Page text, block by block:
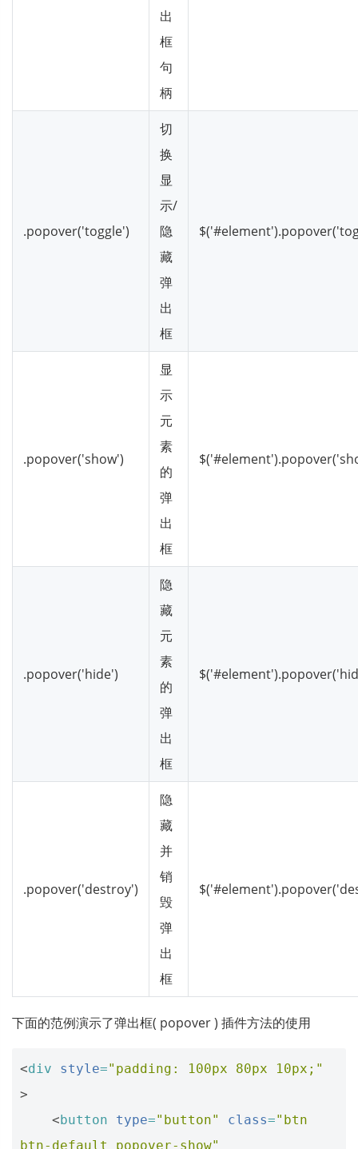
出
框
句
柄
.popover('toggle')
切
换
显
示/
隐
藏
弹
出
框
.popover('show')
显
示
元
素
的
弹
出
框
.popover('hide')
隐
藏
元
素
的
弹
出
框
.popover('destroy')
隐
藏
并
销
毁
弹
出
框
下面的范例演示了弹出框( popover ) 插件方法的使用
<div style="padding: 100px 80px 10px;"
>
<button type="button" class="btn
btn-default popover-show"